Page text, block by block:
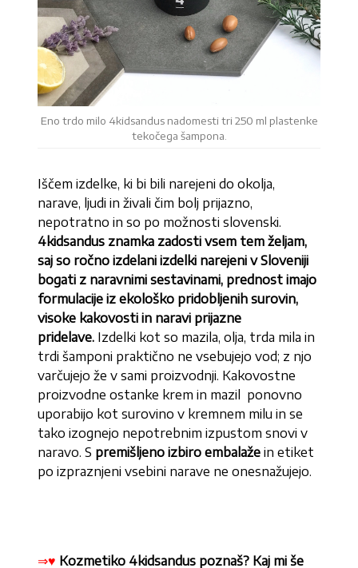
Eno trdo milo 4kidsandus nadomesti tri 250 ml plastenke
tekočega šampona.
Iščem izdelke, ki bi bili narejeni do okolja,
narave, ljudi in živali čim bolj prijazno,
nepotratno in so po možnosti slovenski.
4kidsandus znamka zadosti vsem tem željam,
saj so ročno izdelani izdelki narejeni v Sloveniji
bogati z naravnimi sestavinami, prednost imajo
formulacije iz ekološko pridobljenih surovin,
visoke kakovosti in naravi prijazne
pridelave. Izdelki kot so mazila, olja, trda mila in
trdi šamponi praktično ne vsebujejo vod; z njo
varčujejo že v sami proizvodnji. Kakovostne
proizvodne ostanke krem in mazil ponovno
uporabijo kot surovino v kremnem milu in se
tako izognejo nepotrebnim izpustom snovi v
naravo. S premišljeno izbiro embalaže in etiket
po izpraznjeni vsebini narave ne onesnažujejo.
⇒♥ Kozmetiko 4kidsandus poznaš? Kaj mi še